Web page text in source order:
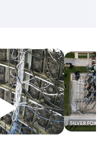
SILVER FOX